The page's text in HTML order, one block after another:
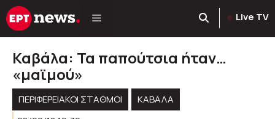
Μετάβαση
σε
Live TV
Καβάλα: Τα παπούτσια ήταν…
«μαϊμού»
ΠΕΡΙΦΕΡΕΙΑΚΟΊ ΣΤΑΘΜΟΊ
ΚΑΒΑΛΑ